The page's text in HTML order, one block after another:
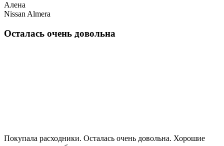
Алена
Nissan Almera
Осталась очень довольна
Покупала расходники. Осталась очень довольна. Хорошие